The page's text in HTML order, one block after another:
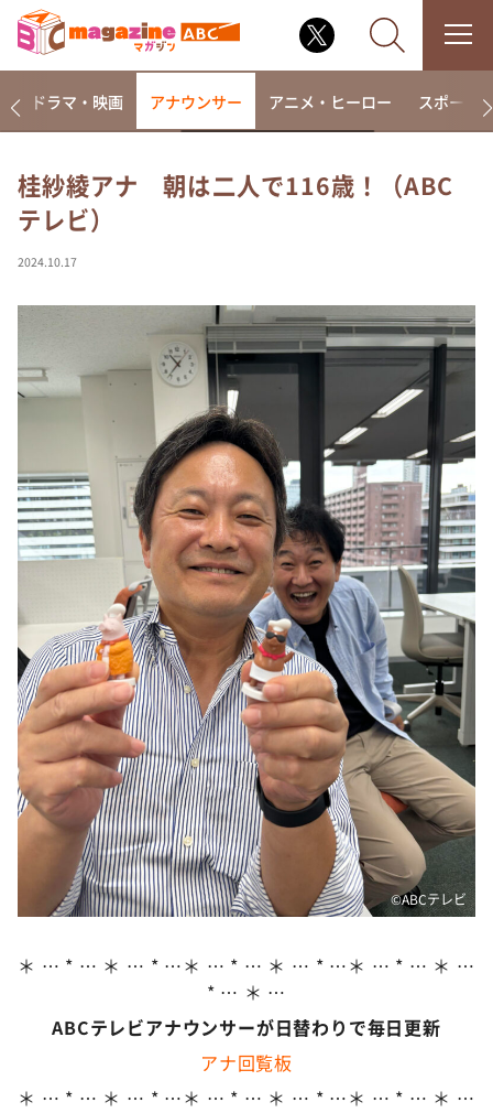
なるみ・岡村の過ぎるTV
相席食堂
～人生密着トークバラエティ！～ やすとものいたっ
て真剣です
探偵！ナイトスクープ
news おかえり
河合＆A.B.C-Z塚田×福井アナ「なんでやねん！？」
（news おかえり）
DAIGOも台所 ～きょうの献立 何にする？～
本日はダイアンなり！シーズン２
朝だ！生です旅サラダ
教えて！ニュースライブ 正義のミカタ
ＬＩＦＥ～夢のカタチ～
新婚さんいらっしゃい！
ポツンと一軒家
ザキ山小屋本館
ぺこぱのまるスポ
アナ回覧板
ドラマ・映画 アナウンサー アニメ・ヒーロー スポーツ
桂紗綾アナ 朝は二人で116歳！（ABC
テレビ）
2024.10.17
©️ABCテレビ
＊ … * … ＊ … * …＊ … * … ＊ … * …＊ … * … ＊ …
* … ＊ …
ABCテレビアナウンサーが日替わりで毎日更新
アナ回覧板
＊ … * … ＊ … * …＊ … * … ＊ … * …＊ … * … ＊ …